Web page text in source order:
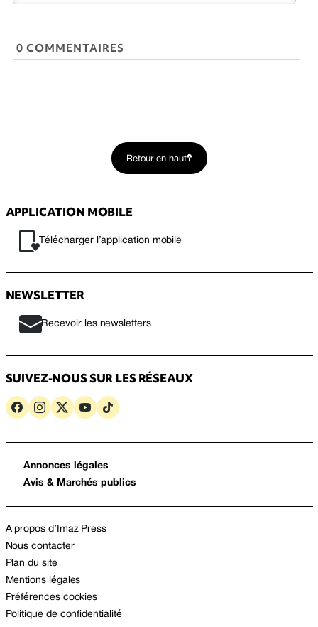
0 COMMENTAIRES
Retour en haut
APPLICATION MOBILE
Télécharger l’application mobile
NEWSLETTER
Recevoir les newsletters
SUIVEZ-NOUS SUR LES RÉSEAUX
Annonces légales
Avis & Marchés publics
A propos d’Imaz Press
Nous contacter
Plan du site
Mentions légales
Préférences cookies
Politique de confidentialité